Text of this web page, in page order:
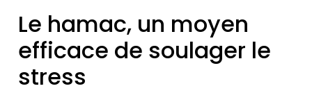
Le hamac, un moyen
efficace de soulager le
stress